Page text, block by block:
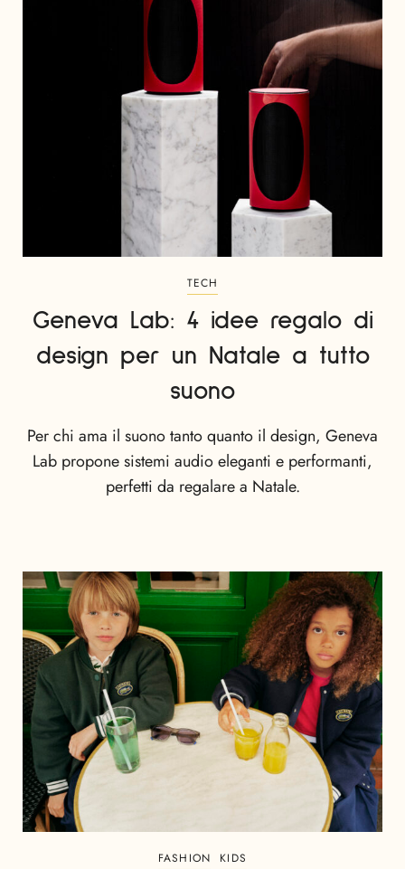
TECH
Geneva Lab: 4 idee regalo di
design per un Natale a tutto
suono
Per chi ama il suono tanto quanto il design, Geneva
Lab propone sistemi audio eleganti e performanti,
perfetti da regalare a Natale.
FASHION KIDS